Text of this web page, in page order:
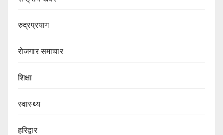
रुद्रप्रयाग
रोजगार समाचार
शिक्षा
स्वास्थ्य
हरिद्वार